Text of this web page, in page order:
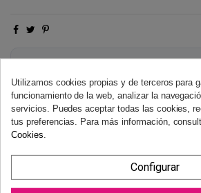
Dispones de 14 días naturales para
necesidad de justificación. Más
Utilizamos cookies propias y de terceros para
funcionamiento de la web, analizar la
servicios. Puedes aceptar todas las cookies,
tus preferencias. Para más información,
Cookies
Configurar